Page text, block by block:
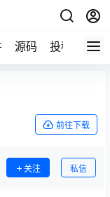
源码 投稿 关于
前往下载
关注 私信